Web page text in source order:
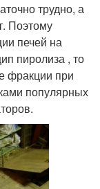
трудно, а
Поэтому
печей на
пиролиза , то
фракции при
популярных